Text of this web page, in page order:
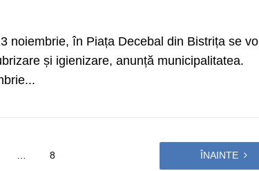
noiembrie, în Piața Decebal din Bistrița se
și igienizare, anunță municipalitatea.
8 ÎNAINTE